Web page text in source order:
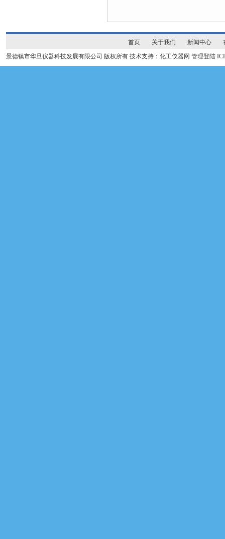
首页 关于我们 新闻中心
景德镇市华旦仪器科技发展有限公司 版权所有 技术支持：化工仪器网 管理登陆